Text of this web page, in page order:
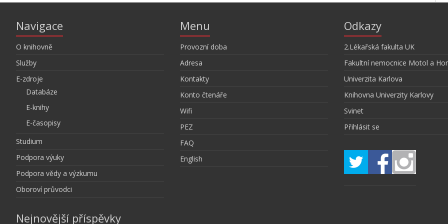
Navigace
O knihovně
Služby
E-zdroje
Databáze
E-knihy
E-časopisy
Studium
Podpora výuky
Podpora vědy a výzkumu
Oboroví průvodci
Nejnovější příspěvky
Menu
Provozní doba
Adresa
Kontakty
Konto čtenáře
Wifi
PEZ
FAQ
English
Odkazy
2.Lékařská fakulta UK
Fakultní nemocnice Motol a
Univerzita Karlova
Knihovna Univerzity Karlovy
Svinet
Přihlásit se